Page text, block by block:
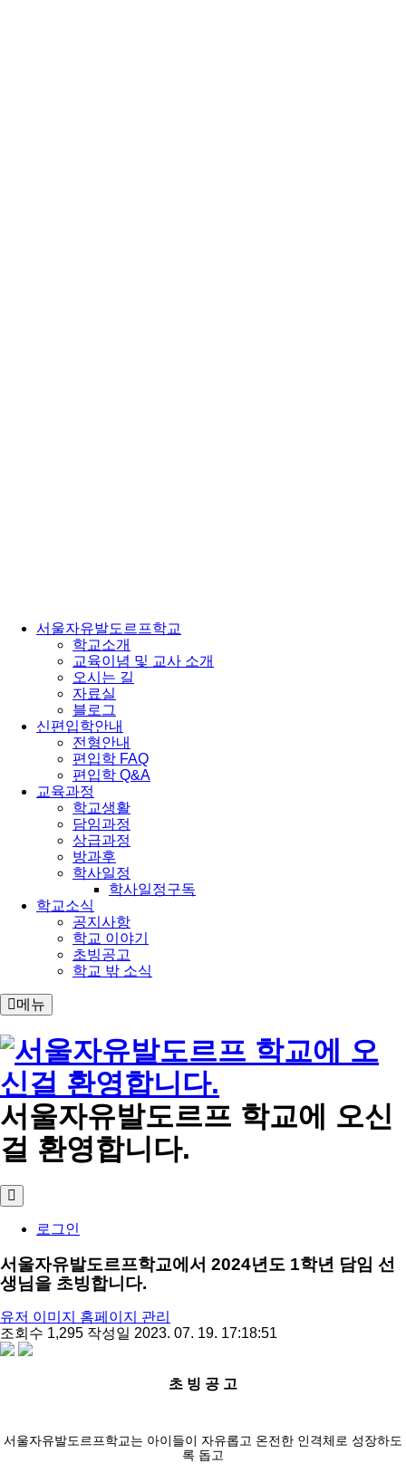
서울자유발도르프학교
학교소개
교육이념 및 교사 소개
오시는 길
자료실
블로그
신편입학안내
전형안내
편입학 FAQ
편입학 Q&A
교육과정
학교생활
담임과정
상급과정
방과후
학사일정
학사일정구독
학교소식
공지사항
학교 이야기
초빙공고
학교 밖 소식
메뉴
서울자유발도르프 학교에 오신
걸 환영합니다.
로그인
서울자유발도르프학교에서 2024년도 1학년 담임 선
생님을 초빙합니다.
유저 이미지
홈페이지 관리
조회수 1,295 작성일 2023. 07. 19. 17:18:51
share
초 빙 공 고
서울자유발도르프학교는 아이들이 자유롭고 온전한 인격체로 성장하도
록 돕고